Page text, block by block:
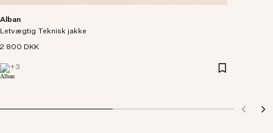
Alban
Letvægtig Teknisk jakke
2 800 DKK
+3